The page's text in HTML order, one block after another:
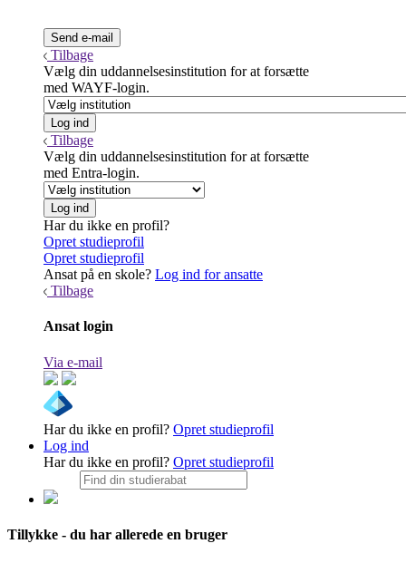
Tilbage
Vælg din uddannelsesinstitution for at forsætte
med WAYF-login.
Tilbage
Vælg din uddannelsesinstitution for at forsætte
med Entra-login.
Har du ikke en profil?
Opret studieprofil
Opret studieprofil
Ansat på en skole? Log ind for ansatte
Tilbage
Ansat login
Via e-mail
Har du ikke en profil? Opret studieprofil
Log ind
Har du ikke en profil? Opret studieprofil
Tillykke - du har allerede en bruger